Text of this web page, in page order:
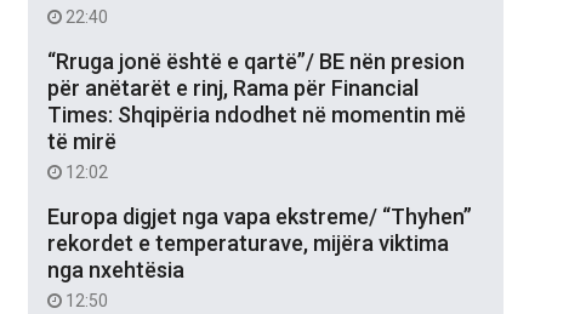
22:40
“Rruga jonë është e qartë”/ BE nën presion
për anëtarët e rinj, Rama për Financial
Times: Shqipëria ndodhet në momentin më
të mirë
12:02
Europa digjet nga vapa ekstreme/ “Thyhen”
rekordet e temperaturave, mijëra viktima
nga nxehtësia
12:50